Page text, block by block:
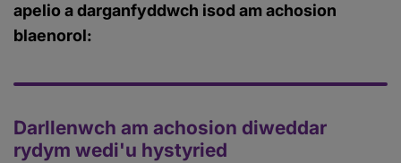
apelio a darganfyddwch isod am achosion
blaenorol:
Darllenwch am achosion diweddar
rydym wedi'u hystyried